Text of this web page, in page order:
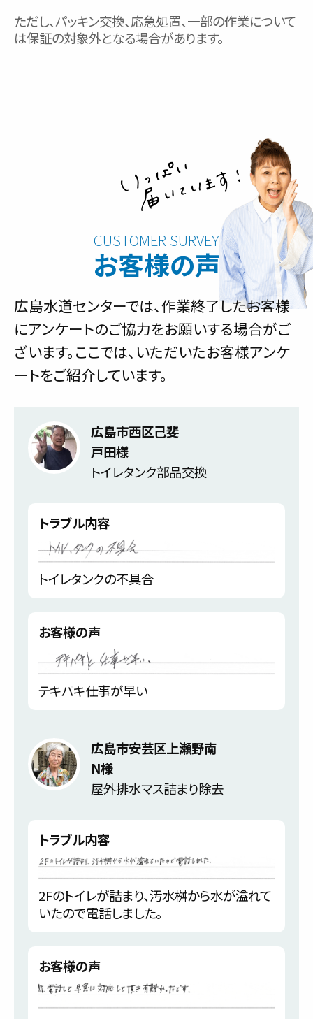
ただし、パッキン交換、応急処置、一部の作業について
は保証の対象外となる場合があります。
お客様の声
広島水道センターでは、作業終了したお客様
にアンケートのご協力をお願いする場合がご
ざいます。ここでは、いただいたお客様アンケ
ートをご紹介しています。
広島市西区己斐
戸田様
トイレタンク部品交換
トラブル内容
トイレタンクの不具合
お客様の声
テキパキ仕事が早い
広島市安芸区上瀬野南
N様
屋外排水マス詰まり除去
トラブル内容
2Fのトイレが詰まり、汚水桝から水が溢れて
いたので電話しました。
お客様の声